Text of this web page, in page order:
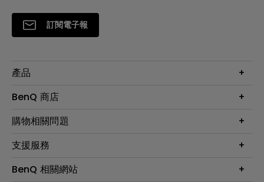
訂閱電子報
產品
大型液晶
投影機
智慧照明
專業拍物視訊鏡頭
BenQ 商店
最新產品與活動
尋找銷售據點
會員綁定LINE教學
購物相關問題
第一次購物就上手
延長保固購買
支援服務
服務公告
BenQ 相關網站